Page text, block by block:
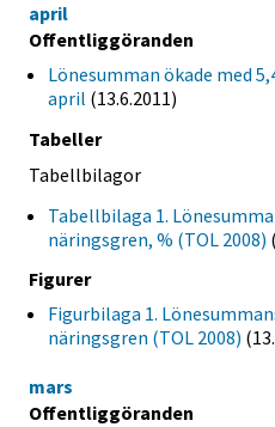
april
Offentliggöranden
Lönesumman ökade med
april (13.6.2011)
Tabeller
Tabellbilagor
Tabellbilaga 1.
näringsgren, % (TOL 2008)
Figurer
Figurbilaga 1.
näringsgren (TOL 2008)
mars
Offentliggöranden